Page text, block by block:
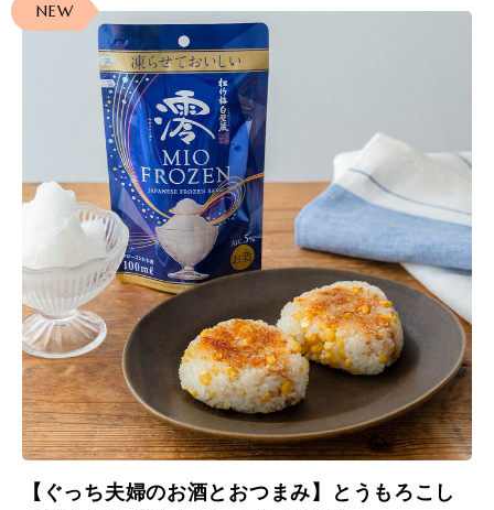
NEW
【ぐっち夫婦のお酒とおつまみ】とうもろこし